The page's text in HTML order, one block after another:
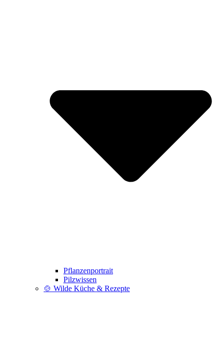
Pflanzenportrait
Pilzwissen
🍲 Wilde Küche & Rezepte